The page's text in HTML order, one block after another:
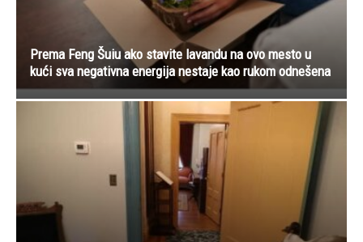
Prema Feng Šuiu ako stavite lavandu na ovo mesto u
kući sva negativna energija nestaje kao rukom odnešena